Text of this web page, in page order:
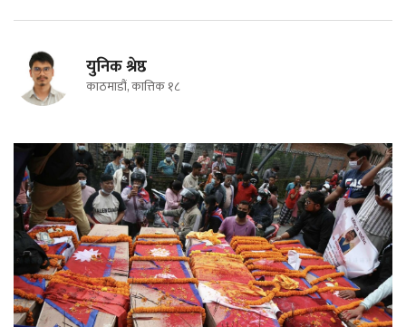
युनिक श्रेष्ठ
काठमाडौं, कात्तिक १८